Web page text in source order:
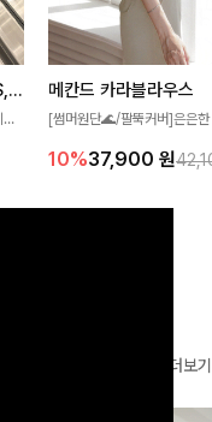
찰랑넘버원 와이드밴딩팬츠[S,M,L사이즈] 메칸드 카라블라우스
[썸머원단🌊/팔뚝커버]은은
세련된 무드를 연출해주는 블
은 베이직한 디자인!
10%37,900 원
더보기